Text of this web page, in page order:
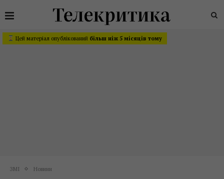
Цей матеріал опублікований більш ніж 5 місяців тому
ЗМІ Новини